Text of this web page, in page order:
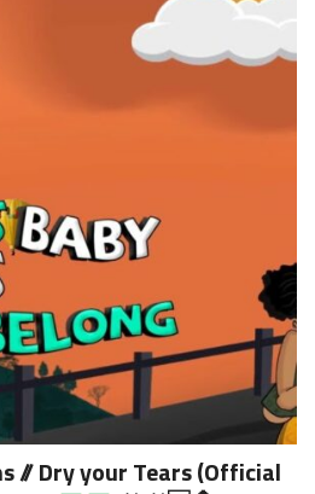
// Dry your Tears (Official